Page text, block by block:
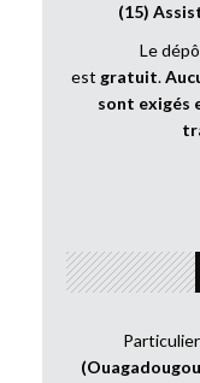
(15)
Le
est gratuit.
sont exigés